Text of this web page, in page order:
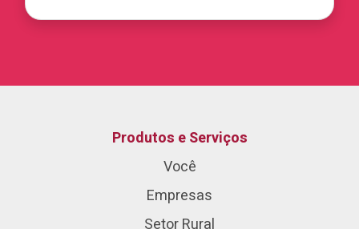
Produtos e Serviços
Você
Empresas
Setor Rural